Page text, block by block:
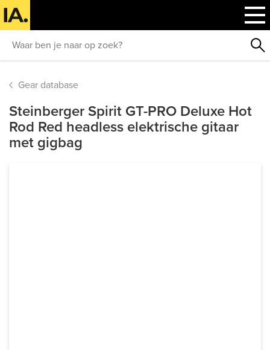
Gear database
Steinberger Spirit GT-PRO Deluxe Hot
Rod Red headless elektrische gitaar
met gigbag